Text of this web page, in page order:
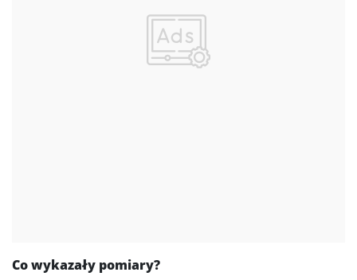
Co wykazały pomiary?